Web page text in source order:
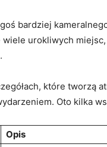
bardziej
urokliwych
które tworzą
Oto kilka
Opis